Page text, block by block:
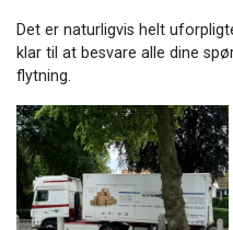
Det er naturligvis helt
klar til at besvare alle dine
flytning.